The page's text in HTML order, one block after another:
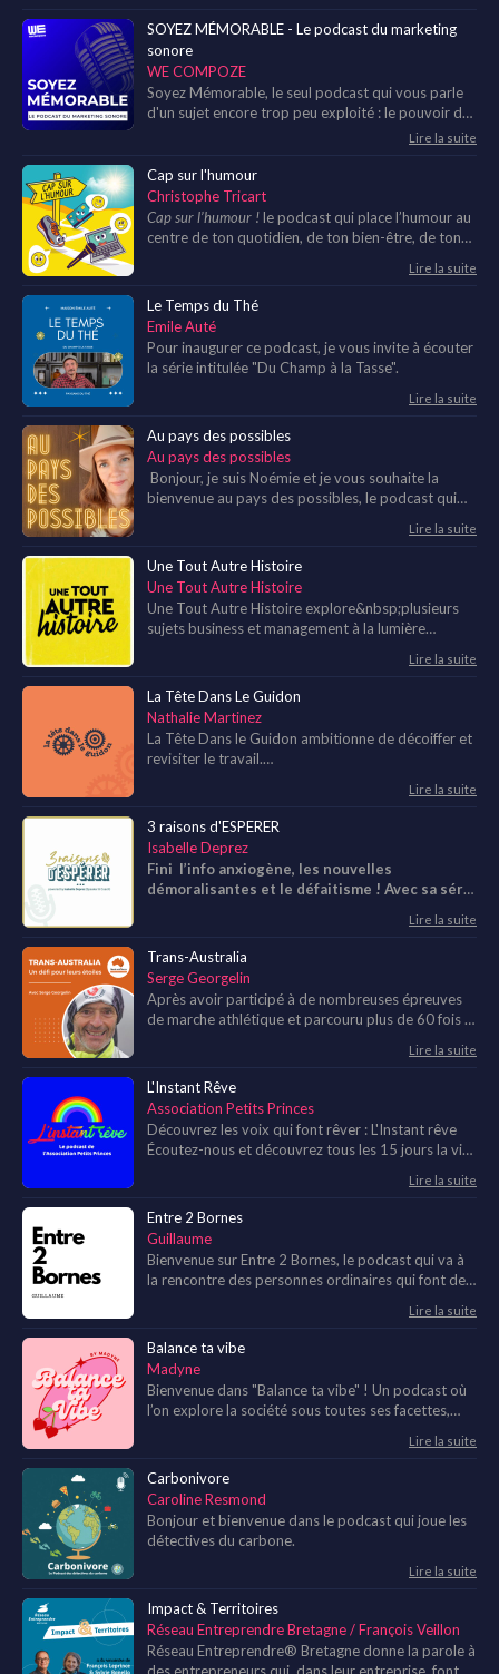
SOYEZ MÉMORABLE - Le podcast du marketing
sonore
WE COMPOZE
Soyez Mémorable, le seul podcast qui vous parle
d'un sujet encore trop peu exploité : le pouvoir du
Lire la suite
Cap sur l'humour
Christophe Tricart
Cap sur l’humour !le podcast qui place l’humour au
centre de ton quotidien, de ton bien-être, de ton
m’appelle Christophe Tricart et je te propose dans
l’immédiat ma chronique :
dans laquelle je fais parler des objets de notre
quotidien. Car oui, les pantoufles, les téléphones,
les clés et autres ustensiles sont intelligents. Ils
réfléchissent et informent.Mon objectif est de te
faire sourire et de te relier à ton imaginaire
Lire la suite
Le Temps du Thé
Emile Auté
Pour inaugurer ce podcast, je vous invite à écouter
la série intitulée "Du Champ à la Tasse".
Lire la suite
Au pays des possibles
Au pays des possibles
Bonjour, je suis Noémie et je vous souhaite la
bienvenue au pays des possibles, le podcast qui
J'ai décidé depuis toujours de ne pas laisser la
morosité ambiante me saboter.
Lire la suite
Une Tout Autre Histoire
Une Tout Autre Histoire
Une Tout Autre Histoire explore&nbsp;plusieurs
sujets business et management à la lumière
d'événements historiques. Entrepreneur depuis
plus de 15 ans, je suis passionné d’Histoire et de
management.
Lire la suite
La Tête Dans Le Guidon
Nathalie Martinez
La Tête Dans le Guidon ambitionne de décoiffer et
revisiter le travail.
santé mentale et de risques psychosociaux.
De par mon métier, je vois des entreprises et,
surtout, un système malade dans lequel nous
évoluons. De belles choses sont entreprises mais
elles sont noyées dans une nébuleuse médiatique
anxiogène. Les remettre en lumière me parait
essentiel. Je pense également que le code du
changements sociétaux, et notamment le rapport
au travail, qui se profilent.
Lire la suite
3 raisons d'ESPERER
Isabelle Deprez
Fini l’info anxiogène, les nouvelles
démoralisantes et le défaitisme ! Avec sa série
redonner espoir en la vie mais aussi en vous. A
tous ceux qui cherchent une source
d’inspiration et un boost pour redonner du
peps à leur vie, c’est par ici !
Lire la suite
Trans-Australia
Serge Georgelin
Après avoir participé à de nombreuses épreuves
de marche athlétique et parcouru plus de 60 fois la
aventure. Je m'apprête à repousser mes limites
une nouvelle fois et cette fois-ci, pas de frontières.
Lire la suite
L'Instant Rêve
Association Petits Princes
Découvrez les voix qui font rêver : L'Instant rêve
Écoutez-nous et découvrez tous les 15 jours la vie
Lire la suite
Entre 2 Bornes
Guillaume
Bienvenue sur Entre 2 Bornes, le podcast qui va à
la rencontre des personnes ordinaires qui font des
Lire la suite
Balance ta vibe
Madyne
Bienvenue dans "Balance ta vibe" ! Un podcast où
l’on explore la société sous toutes ses facettes,
est la bienvenue ! Dans "Balance ta vibe", on
s’intéresse à tout ce qui fait notre quotidien et
notre monde. Que ce soit des sujets personnels ou
professionnels, des histoires de vie ou des
expériences uniques, on est là pour discuter de
tout, sans filtre.
Lire la suite
Carbonivore
Caroline Resmond
Bonjour et bienvenue dans le podcast qui joue les
détectives du carbone.
Lire la suite
Impact & Territoires
Réseau Entreprendre Bretagne / François Veillon
Réseau Entreprendre® Bretagne donne la parole à